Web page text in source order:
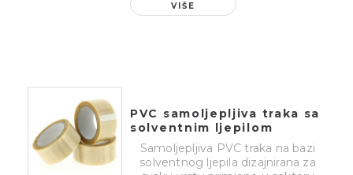
VIŠE
PVC samoljepljiva traka sa
solventnim ljepilom
Samoljepljiva PVC traka na bazi
solventnog ljepila dizajnirana za